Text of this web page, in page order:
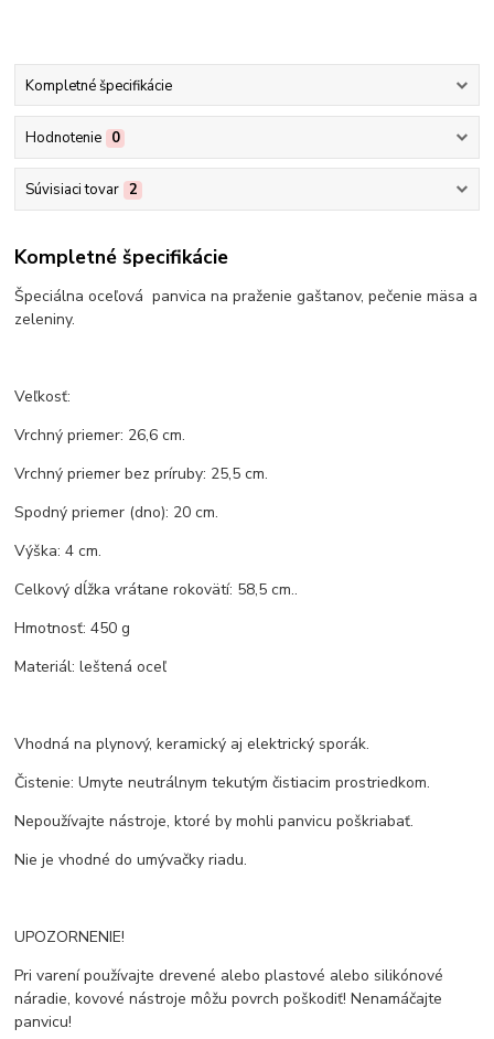
Kompletné špecifikácie
Hodnotenie 0
Súvisiaci tovar 2
Kompletné špecifikácie
Špeciálna oceľová panvica na praženie gaštanov, pečenie mäsa a
zeleniny.
Veľkosť:
Vrchný priemer: 26,6 cm.
Vrchný priemer bez príruby: 25,5 cm.
Spodný priemer (dno): 20 cm.
Výška: 4 cm.
Celkový dĺžka vrátane rokovätí: 58,5 cm..
Hmotnosť: 450 g
Materiál: leštená oceľ
Vhodná na plynový, keramický aj elektrický sporák.
Čistenie: Umyte neutrálnym tekutým čistiacim prostriedkom.
Nepoužívajte nástroje, ktoré by mohli panvicu poškriabať.
Nie je vhodné do umývačky riadu.
UPOZORNENIE!
Pri varení používajte drevené alebo plastové alebo silikónové
náradie, kovové nástroje môžu povrch poškodiť! Nenamáčajte
panvicu!